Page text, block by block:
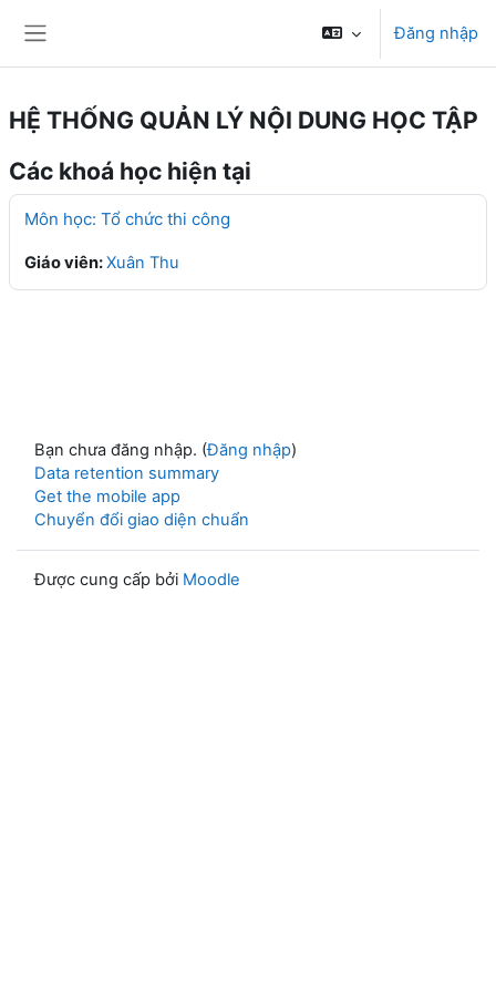
Đăng nhập
HỆ THỐNG QUẢN LÝ NỘI DUNG HỌC TẬP
Các khoá học hiện tại
Môn học: Tổ chức thi công
Giáo viên:Xuân Thu
Bạn chưa đăng nhập. (Đăng nhập)
Data retention summary
Get the mobile app
Chuyển đổi giao diện chuẩn
Được cung cấp bởi Moodle